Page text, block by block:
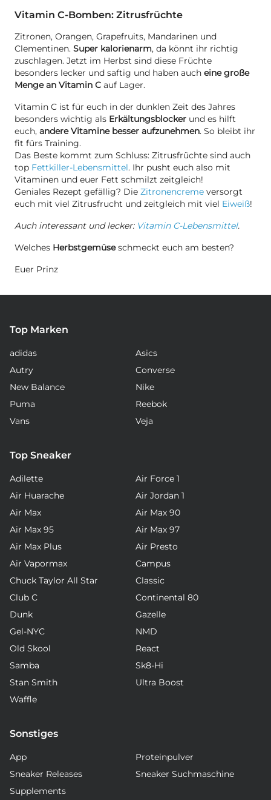
Vitamin C-Bomben: Zitrusfrüchte
Zitronen, Orangen, Grapefruits, Mandarinen und
Clementinen. Super kalorienarm, da könnt ihr richtig
zuschlagen. Jetzt im Herbst sind diese Früchte
besonders lecker und saftig und haben auch eine große
Menge an Vitamin C auf Lager.
Vitamin C ist für euch in der dunklen Zeit des Jahres
besonders wichtig als Erkältungsblocker und es hilft
euch, andere Vitamine besser aufzunehmen. So bleibt ihr
fit fürs Training.
Das Beste kommt zum Schluss: Zitrusfrüchte sind auch
top Fettkiller-Lebensmittel. Ihr pusht euch also mit
Vitaminen und euer Fett schmilzt zeitgleich!
Geniales Rezept gefällig? Die Zitronencreme versorgt
euch mit viel Zitrusfrucht und zeitgleich mit viel Eiweiß!
Auch interessant und lecker: Vitamin C-Lebensmittel.
Welches Herbstgemüseschmeckt euch am besten?
Euer Prinz
Top Marken
adidas
Asics
Autry
Converse
New Balance
Nike
Puma
Reebok
Vans
Veja
Top Sneaker
Adilette
Air Force 1
Air Huarache
Air Jordan 1
Air Max
Air Max 90
Air Max 95
Air Max 97
Air Max Plus
Air Presto
Air Vapormax
Campus
Chuck Taylor All Star
Classic
Club C
Continental 80
Dunk
Gazelle
Gel-NYC
NMD
Old Skool
React
Samba
Sk8-Hi
Stan Smith
Ultra Boost
Waffle
Sonstiges
App
Proteinpulver
Sneaker Releases
Sneaker Suchmaschine
Supplements